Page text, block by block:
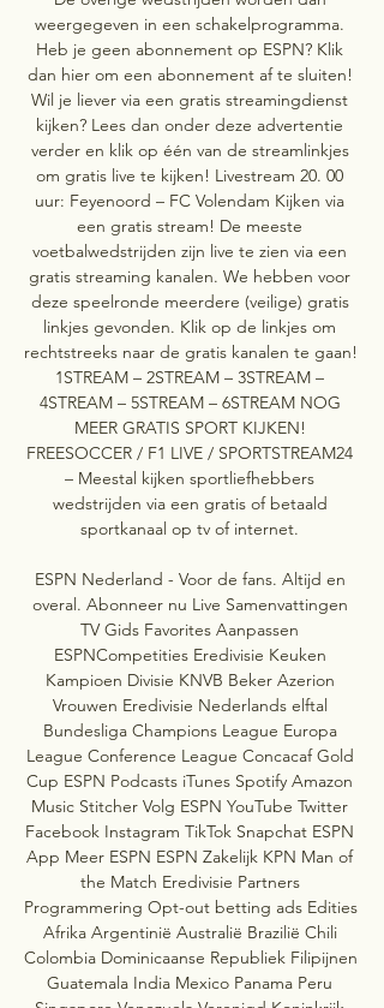
weergegeven in een schakelprogramma.
Heb je geen abonnement op ESPN? Klik
dan hier om een abonnement af te sluiten!
Wil je liever via een gratis streamingdienst
kijken? Lees dan onder deze advertentie
verder en klik op één van de streamlinkjes
om gratis live te kijken! Livestream 20. 00
uur: Feyenoord – FC Volendam Kijken via
een gratis stream! De meeste
voetbalwedstrijden zijn live te zien via een
gratis streaming kanalen. We hebben voor
deze speelronde meerdere (veilige) gratis
linkjes gevonden. Klik op de linkjes om
rechtstreeks naar de gratis kanalen te gaan!
1STREAM – 2STREAM – 3STREAM –
4STREAM – 5STREAM – 6STREAM NOG
MEER GRATIS SPORT KIJKEN!
FREESOCCER / F1 LIVE / SPORTSTREAM24
– Meestal kijken sportliefhebbers
wedstrijden via een gratis of betaald
sportkanaal op tv of internet.
ESPN Nederland - Voor de fans. Altijd en
overal. Abonneer nu Live Samenvattingen
TV Gids Favorites Aanpassen
ESPNCompetities Eredivisie Keuken
Kampioen Divisie KNVB Beker Azerion
Vrouwen Eredivisie Nederlands elftal
Bundesliga Champions League Europa
League Conference League Concacaf Gold
Cup ESPN Podcasts iTunes Spotify Amazon
Music Stitcher Volg ESPN YouTube Twitter
Facebook Instagram TikTok Snapchat ESPN
App Meer ESPN ESPN Zakelijk KPN Man of
the Match Eredivisie Partners
Programmering Opt-out betting ads Edities
Afrika Argentinië Australië Brazilië Chili
Colombia Dominicaanse Republiek Filipijnen
Guatemala India Mexico Panama Peru